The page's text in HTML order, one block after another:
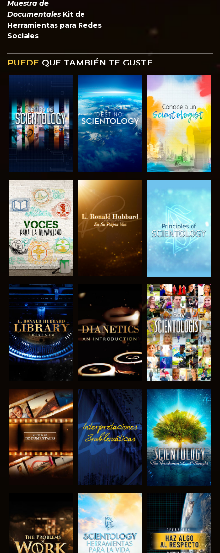
Muestra de
Documentales Kit de
Herramientas para Redes
Sociales
PUEDE QUE TAMBIÉN TE GUSTE
EXPLORA LAS
SERIES
EXPLORA LAS
SERIES
EXPLORA LAS
SERIES
EXPLORA LAS
SERIES
EXPLORA LAS
SERIES
VE
EXPLORA LAS
SERIES
VE
EXPLORA LAS
SERIES
EXPLORA LAS
SERIES
EXPLORA LAS
SERIES
VE